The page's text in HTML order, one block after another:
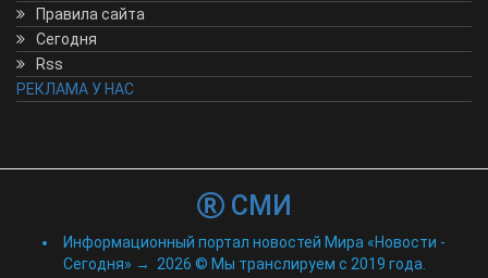
Правила сайта
Сегодня
Rss
РЕКЛАМА У НАС
СМИ
Информационный портал новостей Мира «Новости -
Сегодня» → 2026 © Мы транслируем с 2019 года.